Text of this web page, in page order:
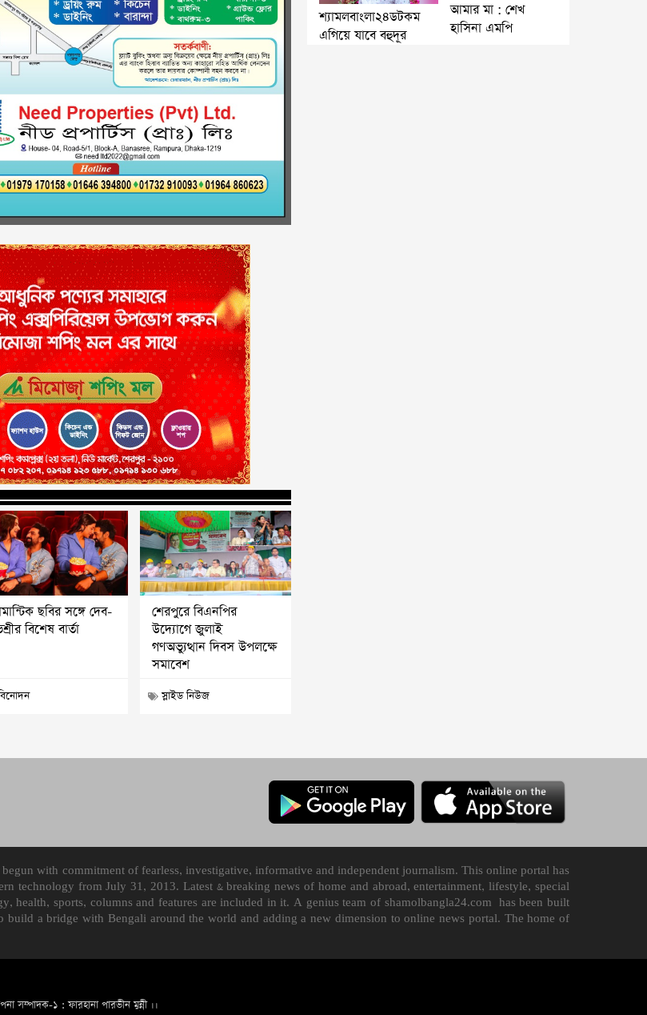
ছবির সঙ্গে দেব-
বিশেষ বার্তা
শেরপুরে বিএনপির
উদ্যোগে জুলাই
গণঅভ্যুত্থান দিবস উপলক্ষে
সমাবেশ
স্লাইড নিউজ
শ্যামলবাংলা২৪ডটকম
এগিয়ে যাবে বহুদূর
আমার মা : শেখ
হাসিনা এমপি
with commitment of fearless, investigative, informative and independent journalism. This online portal has
technology from July 31, 2013. Latest & breaking news of home and abroad, entertainment, lifestyle, special
health, sports, columns and features are included in it. A genius team of shamolbangla24.com has been built
a bridge with Bengali around the world and adding a new dimension to online news portal. The home of
সম্পাদক-১ : ফারহানা পারভীন মুন্নী ।।